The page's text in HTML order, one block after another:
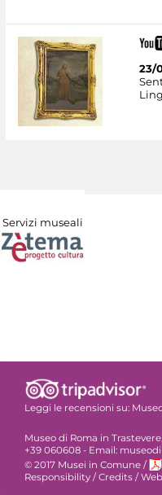
23/
Servizi museali
Leggi le recensioni su:
Museo di Roma in
+39 060608 - Email:
© 2017 Musei in Comune /
Responsibility / Credits /